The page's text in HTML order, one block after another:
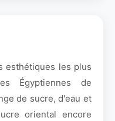
esthétiques les plus
Égyptiennes de
de sucre, d'eau et
oriental encore